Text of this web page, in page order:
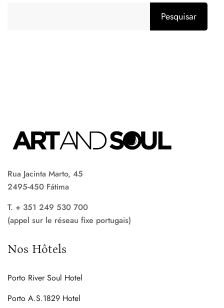
Pesquisar
Rua Jacinta Marto, 45
2495-450 Fátima
T. + 351 249 530 700
(appel sur le réseau fixe portugais)
Nos Hôtels
Porto River Soul Hotel
Porto A.S.1829 Hotel